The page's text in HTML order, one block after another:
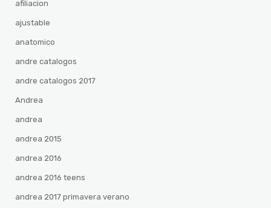
afiliacion
ajustable
anatomico
andre catalogos
andre catalogos 2017
Andrea
andrea
andrea 2015
andrea 2016
andrea 2016 teens
andrea 2017 primavera verano